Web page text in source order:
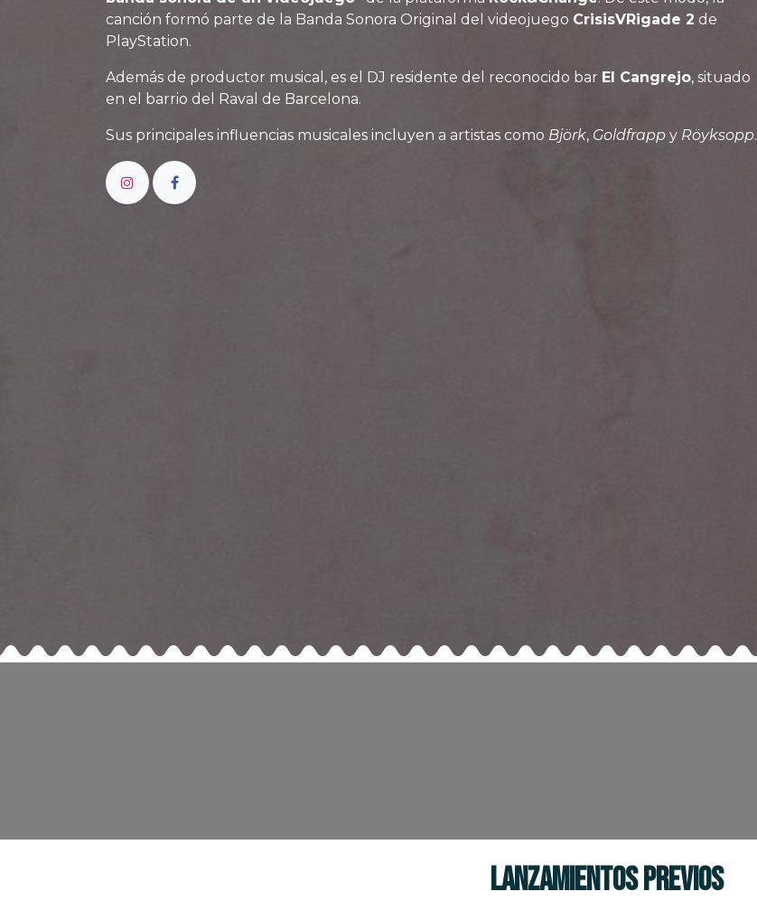
canción formó parte de la Banda Sonora Original del videojuego CrisisVRigade 2 de
PlayStation.
Además de productor musical, es el DJ residente del reconocido bar El Cangrejo, situado
en el barrio del Raval de Barcelona.
Sus principales influencias musicales incluyen a artistas como Björk, Goldfrapp y Röyksopp.
LANZAMIENTOS PREVIOS